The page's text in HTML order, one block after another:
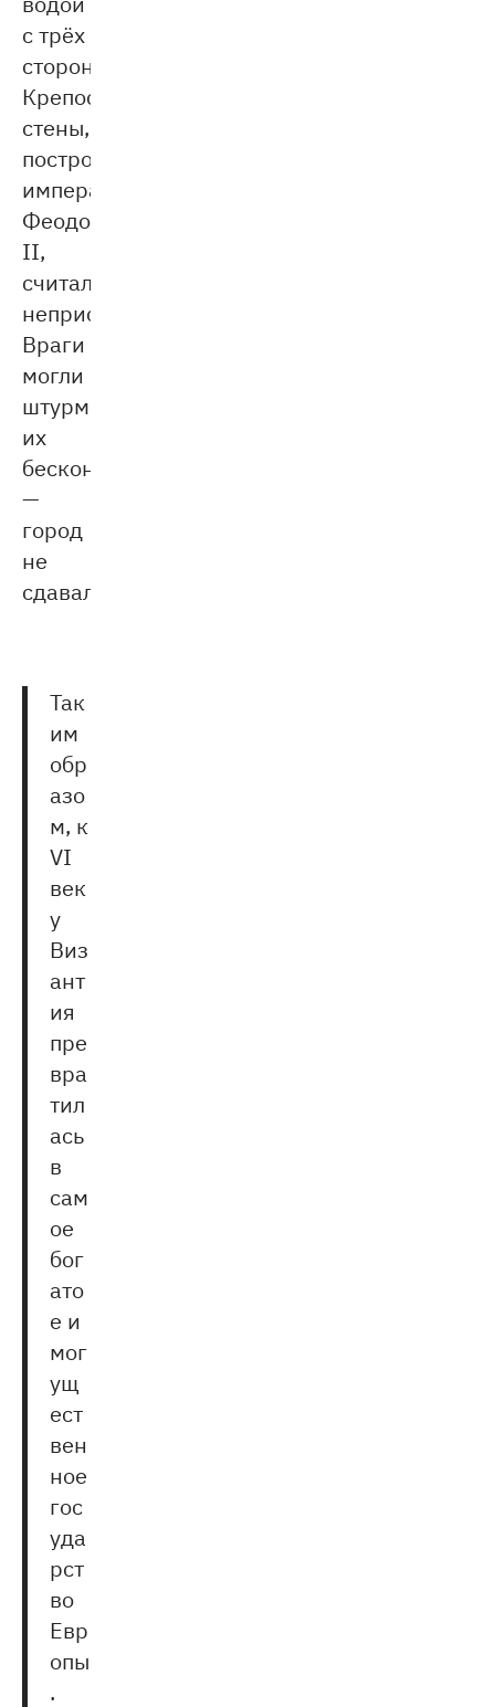
с трёх
сторон.
Крепостные
стены,
построенные
императором
Феодосием
II,
считались
неприступными.
Враги
могли
штурмовать
их
бесконечно
—
город
не
сдавался.
Так
им
обр
азо
м, к
VI
век
у
Виз
ант
ия
пре
вра
тил
ась
в
сам
ое
бог
ато
е и
мог
ущ
ест
вен
ное
гос
уда
рст
во
Евр
опы
.